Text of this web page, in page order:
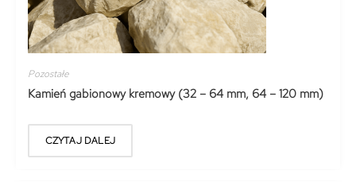
Pozostałe
Kamień gabionowy kremowy (32 – 64 mm, 64 – 120 mm)
CZYTAJ DALEJ